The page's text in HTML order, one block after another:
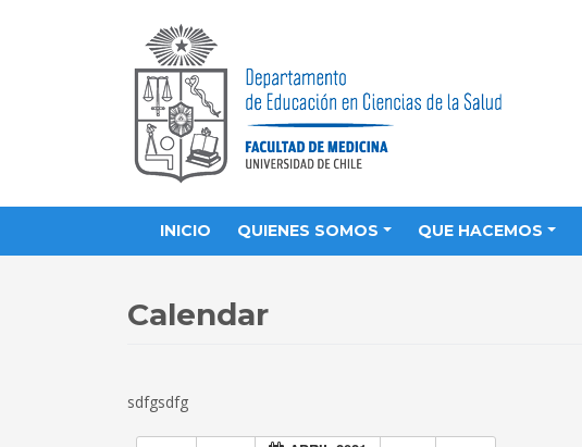
INICIO QUIENES SOMOS QUE HACEMOS
Calendar
sdfgsdfg